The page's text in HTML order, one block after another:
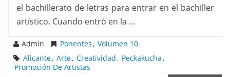
el bachillerato de letras para entrar en el bachiller
artístico. Cuando entró en la …
Admin Ponentes, Volumen 10
Alicante, Arte, Creatividad, Peckakucha,
Promoción De Artistas